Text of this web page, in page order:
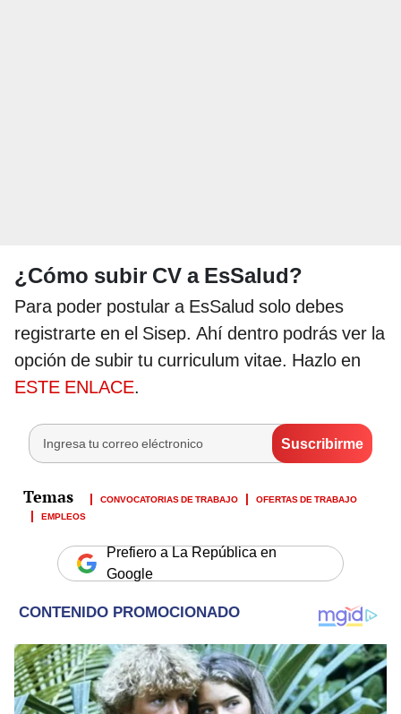
¿Cómo subir CV a EsSalud?
Para poder postular a EsSalud solo debes
registrarte en el Sisep. Ahí dentro podrás ver la
opción de subir tu curriculum vitae. Hazlo en
ESTE ENLACE.
CONVOCATORIAS DE TRABAJO
OFERTAS DE TRABAJO
EMPLEOS
Prefiero a La República en
Google